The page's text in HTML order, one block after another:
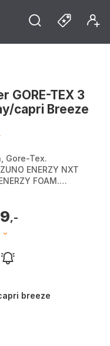
GORE-TEX 3
capri Breeze
Gore-Tex.
ENERZY NXT
FOAM.
gummi og
i teksti...
,-
breeze